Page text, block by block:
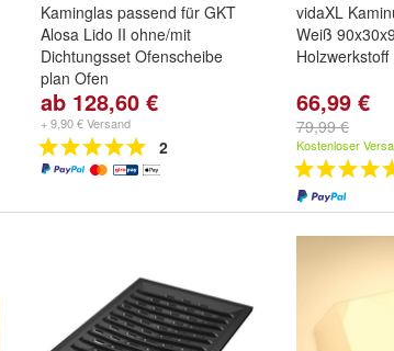
Kaminglas passend für GKT
Alosa Lido II ohne/mit
Dichtungsset Ofenscheibe
plan Ofen
Kaminscheibe plan für Ofen:
GKT Alosa Lido II ohne
DichtungssetundGKT Alosa
Lido II mit Dichtungsset
ab 128,60 €
+ 9,90 € Versand
2
vidaXL
Weiß
Holzwerkstoff
66,99 €
79,99 €
Kostenloser